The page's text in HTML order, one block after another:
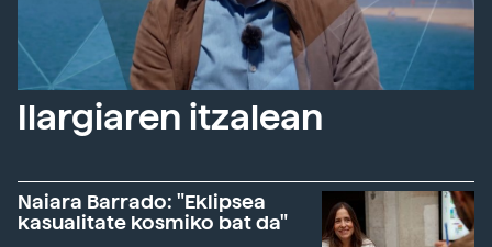
Ilargiaren itzalean
Naiara Barrado: "Eklipsea
kasualitate kosmiko bat da"